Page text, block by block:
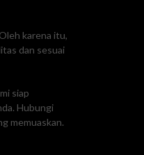
karena itu,
dan sesuai
siap
Hubungi
memuaskan.